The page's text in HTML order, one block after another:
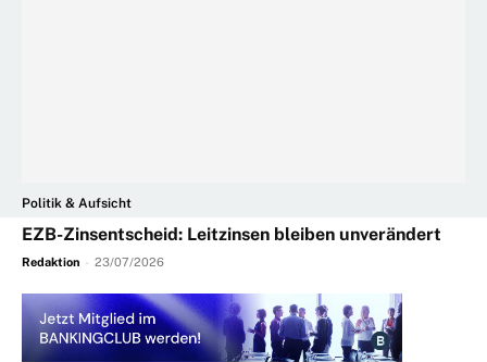
Politik & Aufsicht
EZB-Zinsentscheid: Leitzinsen bleiben unverändert
Redaktion - 23/07/2026